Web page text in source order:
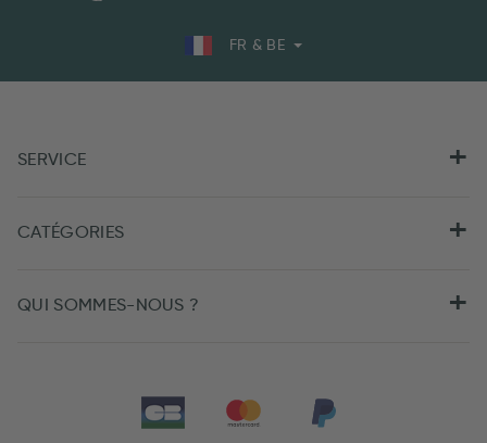
FR & BE
SERVICE
CATÉGORIES
QUI SOMMES-NOUS ?